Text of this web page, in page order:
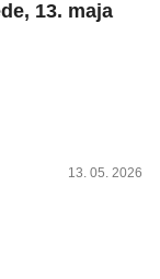
13. maja
13. 05. 2026